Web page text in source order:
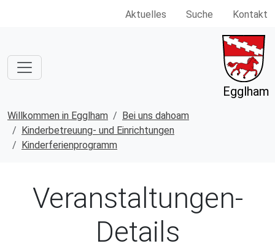
Aktuelles Suche Kontakt
Egglham
Willkommen in Egglham
Bei uns dahoam
Kinderbetreuung- und Einrichtungen
Kinderferienprogramm
Veranstaltungen-
Details